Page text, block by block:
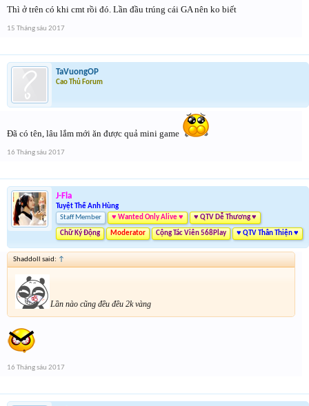
Thì ở trên có khi cmt rồi đó. Lần đầu trúng cái GA nên ko biết
15 Tháng sáu 2017
TaVuongOP
Cao Thủ Forum
Đã có tên, lâu lắm mới ăn được quả mini game
16 Tháng sáu 2017
J-Fla
Tuyệt Thế Anh Hùng
Staff Member
♥ Wanted Only Alive ♥ ♥ QTV Dễ Thương ♥
Chữ Ký Động Moderator Cộng Tác Viên 568Play ♥ QTV Thân Thiện ♥
Shaddoll said: ↑
Lần nào cũng đều đều 2k vàng
16 Tháng sáu 2017